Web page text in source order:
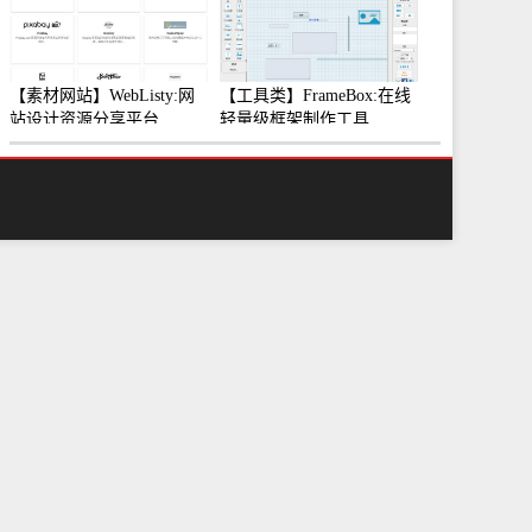
【素材网站】WebListy:网
站设计资源分享平台
【工具类】FrameBox:在线
轻量级框架制作工具